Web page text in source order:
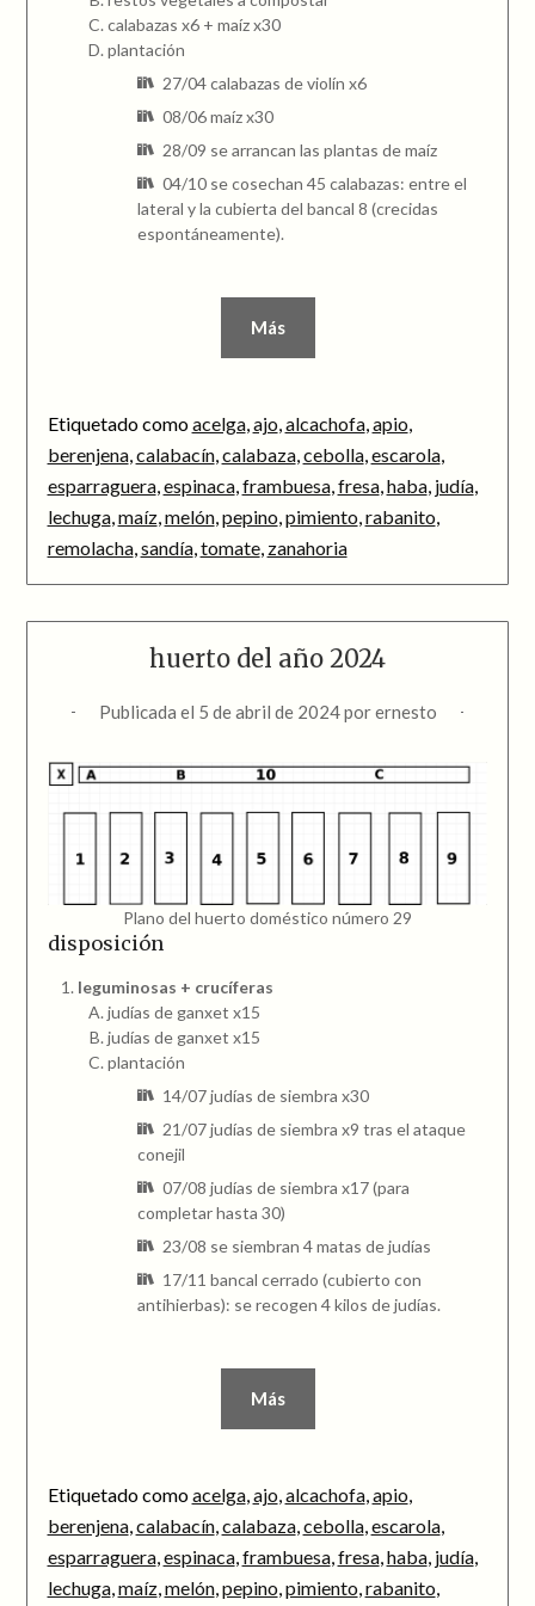
calabazas x6 + maíz x30
plantación
27/04 calabazas de violín x6
08/06 maíz x30
28/09 se arrancan las plantas de maíz
04/10 se cosechan 45 calabazas: entre el
lateral y la cubierta del bancal 8 (crecidas
espontáneamente).
Más
Etiquetado comoacelga,ajo,alcachofa,apio,
berenjena,calabacín,calabaza,cebolla,escarola,
esparraguera,espinaca,frambuesa,fresa,haba, judía,
lechuga,maíz,melón,pepino,pimiento,rabanito,
remolacha,sandía,tomate, zanahoria
huerto del año 2024
Publicada el 5 de abril de 2024porernesto
Plano del huerto doméstico número 29
disposición
leguminosas + crucíferas
judías de ganxet x15
judías de ganxet x15
plantación
14/07 judías de siembra x30
21/07 judías de siembra x9 tras el ataque
conejil
07/08 judías de siembra x17 (para
completar hasta 30)
23/08 se siembran 4 matas de judías
17/11 bancal cerrado (cubierto con
antihierbas): se recogen 4 kilos de judías.
Más
Etiquetado comoacelga,ajo,alcachofa,apio,
berenjena,calabacín,calabaza,cebolla,escarola,
esparraguera,espinaca,frambuesa,fresa,haba, judía,
lechuga,maíz,melón,pepino,pimiento,rabanito,